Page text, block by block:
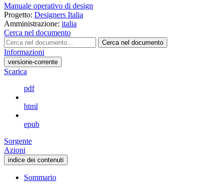
Manuale operativo di design
Progetto: Designers Italia
Amministrazione: italia
Cerca nel documento
Cerca nel documento
Informazioni
versione-corrente
Scarica
pdf
html
epub
Sorgente
Azioni
indice dei contenuti
Sommario